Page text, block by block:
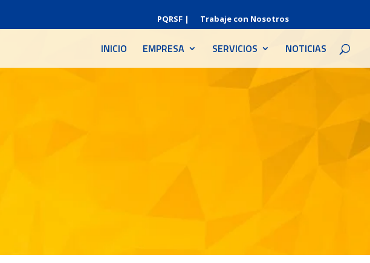
PQRSF | Trabaje con Nosotros
INICIO EMPRESA SERVICIOS NOTICIAS